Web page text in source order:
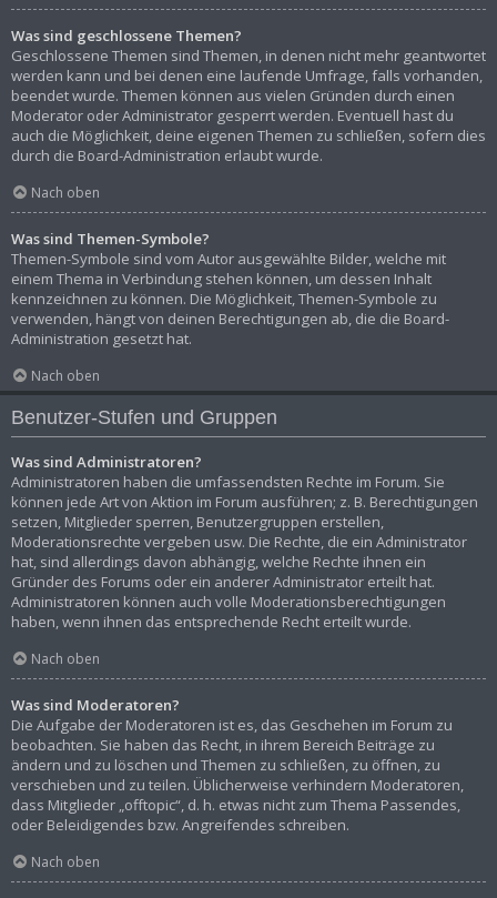
Was sind geschlossene Themen?
Geschlossene Themen sind Themen, in denen nicht mehr geantwortet
werden kann und bei denen eine laufende Umfrage, falls vorhanden,
beendet wurde. Themen können aus vielen Gründen durch einen
Moderator oder Administrator gesperrt werden. Eventuell hast du
auch die Möglichkeit, deine eigenen Themen zu schließen, sofern dies
durch die Board-Administration erlaubt wurde.
Nach oben
Was sind Themen-Symbole?
Themen-Symbole sind vom Autor ausgewählte Bilder, welche mit
einem Thema in Verbindung stehen können, um dessen Inhalt
kennzeichnen zu können. Die Möglichkeit, Themen-Symbole zu
verwenden, hängt von deinen Berechtigungen ab, die die Board-
Administration gesetzt hat.
Nach oben
Benutzer-Stufen und Gruppen
Was sind Administratoren?
Administratoren haben die umfassendsten Rechte im Forum. Sie
können jede Art von Aktion im Forum ausführen; z. B. Berechtigungen
setzen, Mitglieder sperren, Benutzergruppen erstellen,
Moderationsrechte vergeben usw. Die Rechte, die ein Administrator
hat, sind allerdings davon abhängig, welche Rechte ihnen ein
Gründer des Forums oder ein anderer Administrator erteilt hat.
Administratoren können auch volle Moderationsberechtigungen
haben, wenn ihnen das entsprechende Recht erteilt wurde.
Nach oben
Was sind Moderatoren?
Die Aufgabe der Moderatoren ist es, das Geschehen im Forum zu
beobachten. Sie haben das Recht, in ihrem Bereich Beiträge zu
ändern und zu löschen und Themen zu schließen, zu öffnen, zu
verschieben und zu teilen. Üblicherweise verhindern Moderatoren,
dass Mitglieder „offtopic“, d. h. etwas nicht zum Thema Passendes,
oder Beleidigendes bzw. Angreifendes schreiben.
Nach oben